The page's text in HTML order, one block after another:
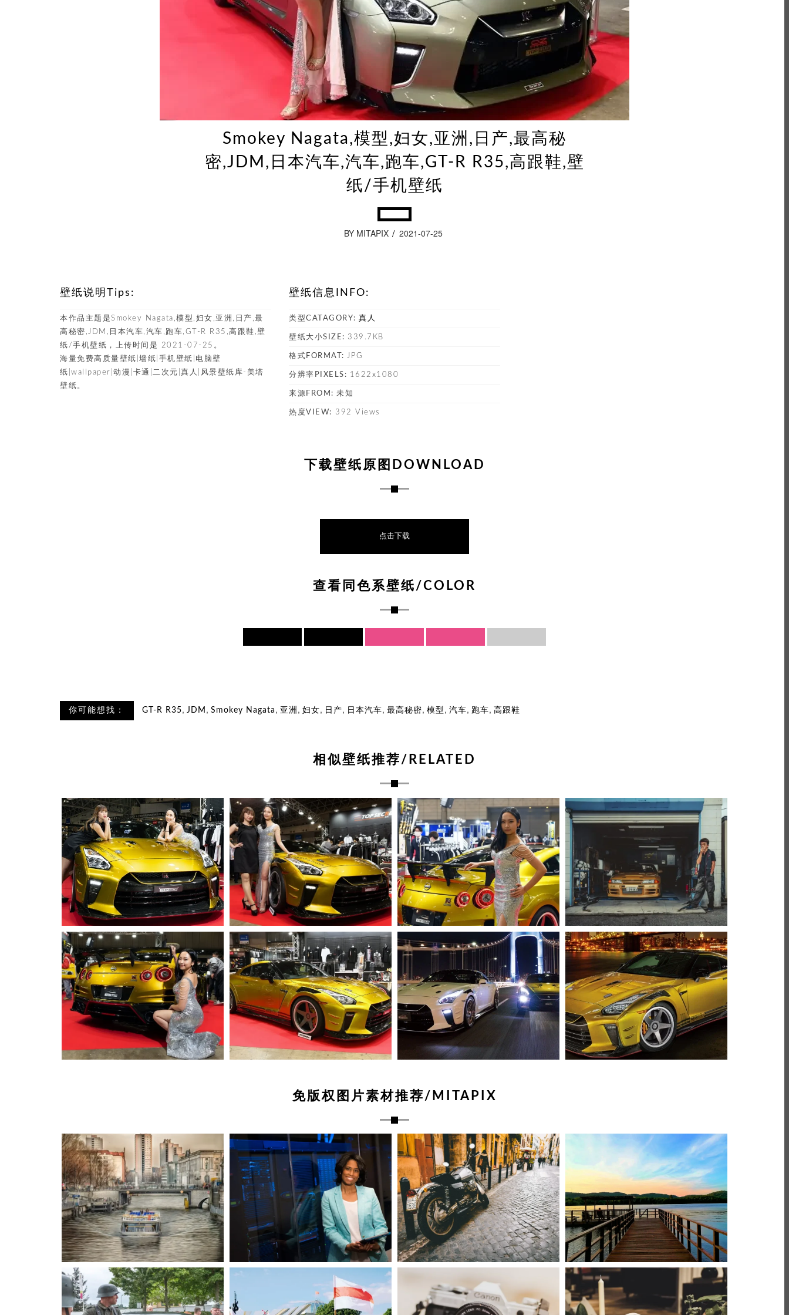
Smokey Nagata,模型,妇女,亚洲,日产,最高秘
密,JDM,日本汽车,汽车,跑车,GT-R R35,高跟鞋,壁
纸/手机壁纸
BY MITAPIX 2021-07-25
壁纸说明Tips:
本作品主题是Smokey Nagata,模型,妇女,亚洲,日产,最
高秘密,JDM,日本汽车,汽车,跑车,GT-R R35,高跟鞋,壁
纸/手机壁纸，上传时间是 2021-07-25。
海量免费高质量壁纸|墙纸|手机壁纸|电脑壁
纸|wallpaper|动漫|卡通|二次元|真人|风景壁纸库-美塔
壁纸。
壁纸信息INFO:
类型CATAGORY: 真人
壁纸大小SIZE: 339.7KB
格式FORMAT: JPG
分辨率PIXELS: 1622x1080
来源FROM: 未知
热度VIEW: 392 Views
下载壁纸原图DOWNLOAD
点击下载
查看同色系壁纸/COLOR
你可能想找： GT-R R35, JDM , Smokey Nagata , 亚洲 , 妇女, 日产, 日本汽车, 最高秘密, 模型 , 汽车, 跑车, 高跟鞋
相似壁纸推荐/RELATED
免版权图片素材推荐/MITAPIX